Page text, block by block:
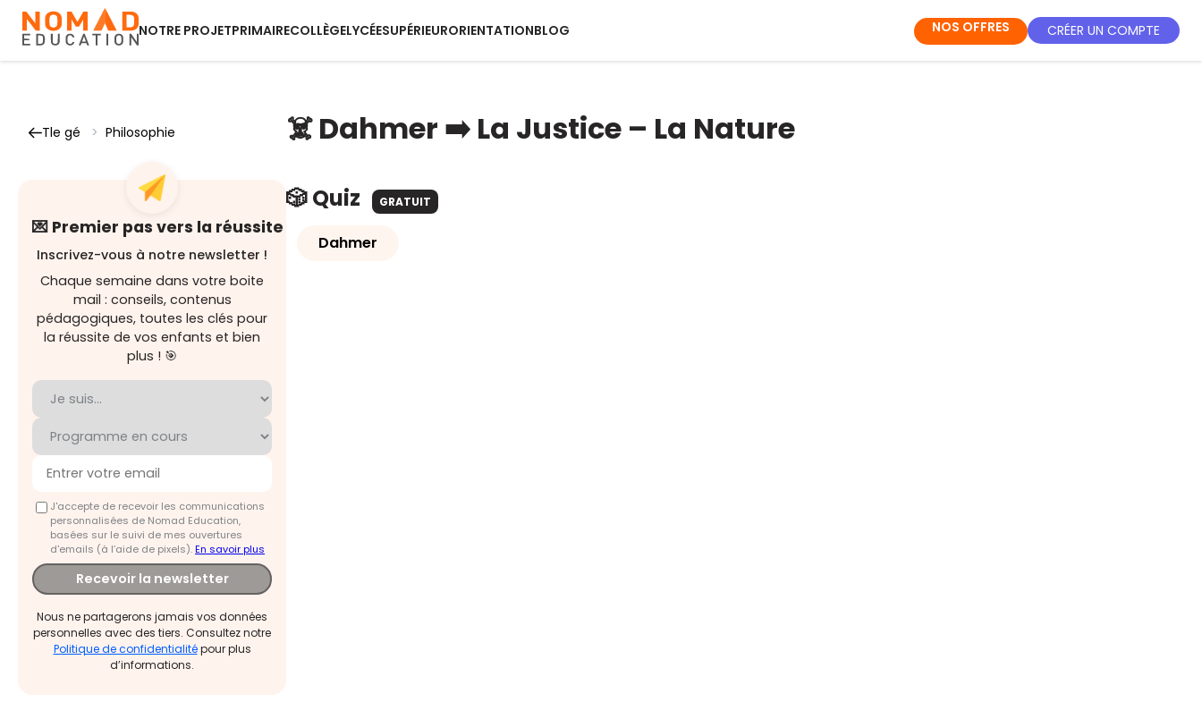
NOTRE PROJETPRIMAIRECOLLÈGELYCÉESUPÉRIEURORIENTATIONBLOG NOS OFFRES CRÉER UN COMPTE
Tle gé > Philosophie
💌 Premier pas vers la réussite
Inscrivez-vous à notre newsletter !
Chaque semaine dans votre boite
mail : conseils, contenus
pédagogiques, toutes les clés pour
la réussite de vos enfants et bien
plus ! 🎯
J'accepte de recevoir les communications
personnalisées de Nomad Education,
basées sur le suivi de mes ouvertures
d'emails (à l’aide de pixels).En savoir plus
Recevoir la newsletter
Nous ne partagerons jamais vos données
personnelles avec des tiers. Consultez notre
Politique de confidentialitépour plus
d’informations.
☠️ Dahmer ➡️ La Justice – La Nature
🎲 Quiz GRATUIT
Dahmer